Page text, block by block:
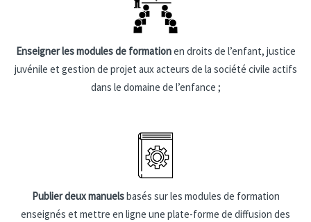
Enseigner les modules de formationen droits de l’enfant, justice
juvénile et gestion de projet aux acteurs de la société civile actifs
dans le domaine de l’enfance ;
Publier deux manuelsbasés sur les modules de formation
enseignés et mettre en ligne une plate-forme de diffusion des